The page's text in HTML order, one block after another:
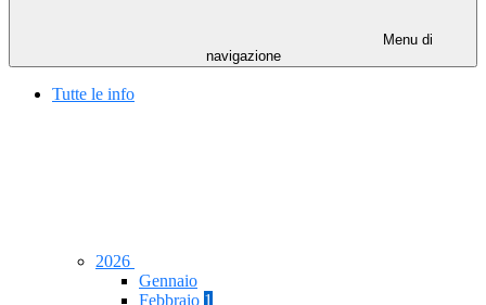
Menu di
navigazione
Tutte le info
2026
Gennaio
Febbraio 1